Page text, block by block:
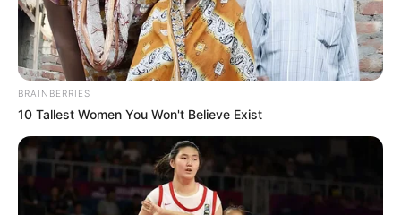
Fail! 10 Potret Makanan Gagal
Dimasak yang Bikin Kamu
Nggak Selera
BRAINBERRIES
10 Tallest Women You Won't Believe Exist